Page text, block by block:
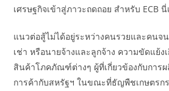
เศรษฐกิจเข้าสู่ภาวะถดถอย สำหรับ ECB
แนวต่อสู้ไม่ได้อยู่ระหว่างคนรวยและคนจ
เช่า หรือนายจ้างและลูกจ้าง ความขัดแย้ง
สินค้าโภคภัณฑ์ต่างๆ ผู้ที่เกี่ยวข้องกับการ
การค้ากับสหรัฐฯ ในขณะที่ธัญพืชเกษตรก